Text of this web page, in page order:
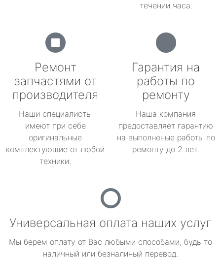
течении часа.
Ремонт
запчастями от
производителя
Наши специалисты
имеют при себе
оригинальные
комплектующие от любой
техники.
Гарантия на
работы по
ремонту
Наша компания
предоставляет гарантию
на выполненые работы по
ремонту до 2 лет.
Универсальная оплата наших услуг
Мы берем оплату от Вас любыми способами, будь то
наличный или безналиный перевод.